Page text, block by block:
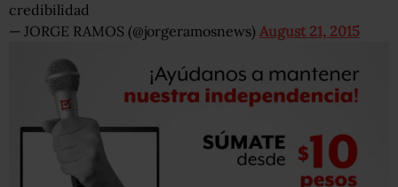
credibilidad
— JORGE RAMOS (@jorgeramosnews) August 21, 2015